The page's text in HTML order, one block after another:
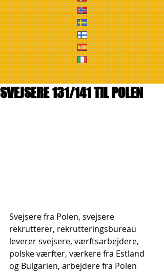
SVEJSERE 131/141 TIL POLEN
Svejsere fra Polen, svejsere
rekrutterer, rekrutteringsbureau
leverer svejsere, værftsarbejdere,
polske værfter, værkere fra Estland
og Bulgarien, arbejdere fra Polen